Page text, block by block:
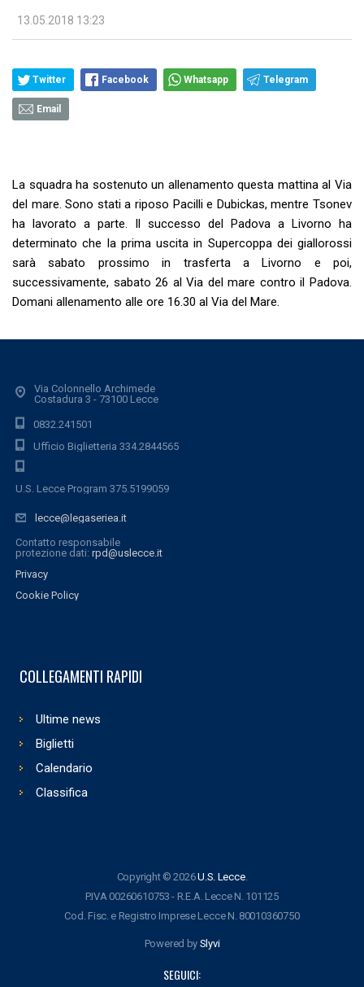
13.05.2018 13:23
Twitter Facebook Whatsapp Telegram
Email
La squadra ha sostenuto un allenamento questa mattina al Via
del mare. Sono stati a riposo Pacilli e Dubickas, mentre Tsonev
ha lavorato a parte. Il successo del Padova a Livorno ha
determinato che la prima uscita in Supercoppa dei giallorossi
sarà sabato prossimo in trasferta a Livorno e poi,
successivamente, sabato 26 al Via del mare contro il Padova.
Domani allenamento alle ore 16.30 al Via del Mare.
Via Colonnello Archimede
Costadura 3 - 73100 Lecce
0832.241501
Ufficio Biglietteria 334.2844565
U.S. Lecce Program 375.5199059
lecce@legaseriea.it
Contatto responsabile
protezione dati: rpd@uslecce.it
Privacy
Cookie Policy
COLLEGAMENTI RAPIDI
Ultime news
Biglietti
Calendario
Classifica
Copyright © 2026U.S. Lecce.
P.IVA 00260610753 - R.E.A. Lecce N. 101125
Cod. Fisc. e Registro Imprese Lecce N. 80010360750
Powered by Slyvi
SEGUICI: